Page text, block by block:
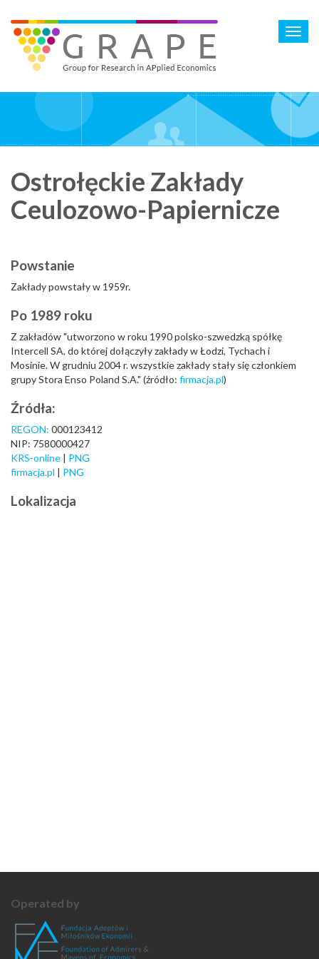
main
content
Ostrołęckie Zakłady
Ceulozowo-Papiernicze
Powstanie
Zakłady powstały w 1959r.
Po 1989 roku
Z zakładów "utworzono w roku 1990 polsko-szwedzką spółkę
Intercell SA, do której dołączyły zakłady w Łodzi, Tychach i
Mosinie. W grudniu 2004 r. wszystkie zakłady stały się członkiem
grupy Stora Enso Poland S.A." (źródło: firmacja.pl)
Źródła:
REGON: 000123412
NIP: 7580000427
KRS-online | PNG
firmacja.pl | PNG
Lokalizacja
Operated by